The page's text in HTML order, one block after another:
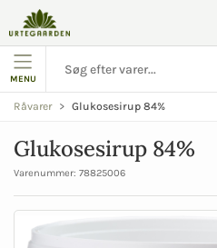
MENU
Råvarer Glukosesirup 84%
Glukosesirup 84%
Varenummer: 78825006